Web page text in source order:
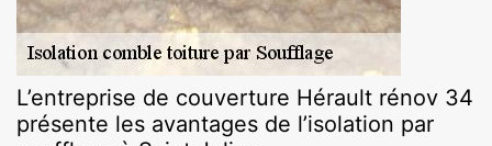
L’entreprise de couverture Hérault rénov 34
présente les avantages de l’isolation par